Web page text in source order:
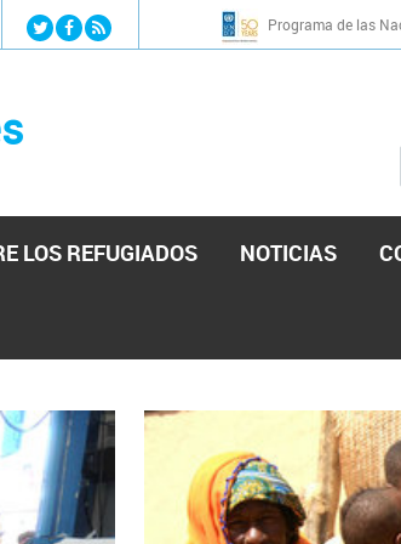
Jump to navigation Programa de las
LOS REFUGIADOS NOTICIAS
Asamblea Nacional de Venezuela solicitando a
y la colaboración del Gobierno.